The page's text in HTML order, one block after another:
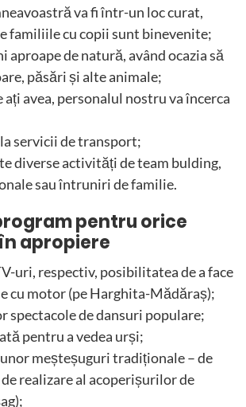
va fi într-un loc curat,
familiile cu copii sunt binevenite;
aproape de natură, având ocazia să
păsări și alte animale;
avea, personalul nostru va încerca
servicii de transport;
diverse activități de team bulding,
sau întruniri de familie.
pentru orice
apropiere
uri, respectiv, posibilitatea de a face
cu motor (pe Harghita-Mădăraș);
spectacole de dansuri populare;
pentru a vedea urși;
meșteșuguri tradiționale – de
realizare al acoperișurilor de